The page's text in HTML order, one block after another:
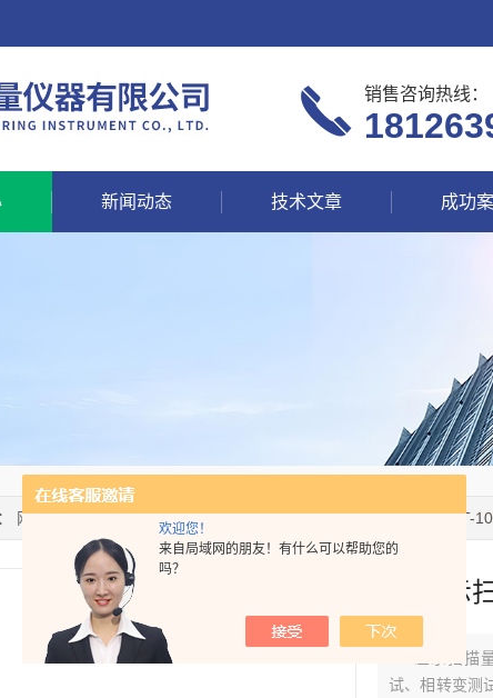
欢迎您！
来自局域网的朋友！有什么可以帮助您的
吗？
销售咨询热线：
新闻动态 技术文章 成功
网站首页>产品中心> >差示扫描量热仪> dsc差示扫描量热仪HT-
dsc差示
dsc差示扫描
试、相转变测